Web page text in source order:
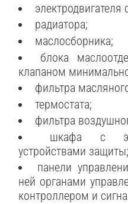
радиатора;
маслосборника;
блока
клапаном
фильтра
термостата;
фильтра
шкафа с
устройствами защиты;
панели
ней органами
контроллером и